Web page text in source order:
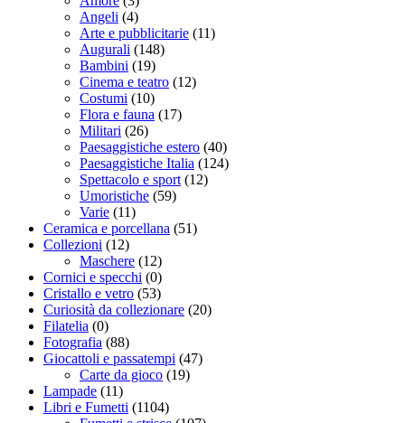
Angeli (4)
Arte e pubblicitarie (11)
Augurali (148)
Bambini (19)
Cinema e teatro (12)
Costumi (10)
Flora e fauna (17)
Militari (26)
Paesaggistiche estero (40)
Paesaggistiche Italia (124)
Spettacolo e sport (12)
Umoristiche (59)
Varie (11)
Ceramica e porcellana (51)
Collezioni (12)
Maschere (12)
Cornici e specchi (0)
Cristallo e vetro (53)
Curiosità da collezionare (20)
Filatelia (0)
Fotografia (88)
Giocattoli e passatempi (47)
Carte da gioco (19)
Lampade (11)
Libri e Fumetti (1104)